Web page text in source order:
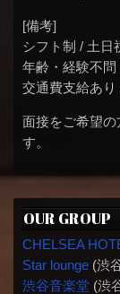
[備考]
シフト制 / 土日
年齢・経験不問
交通費支給あり
面接をご希望の
す。
OUR GROUP
CHELSEA
Star lounge(渋
渋谷音楽堂(渋